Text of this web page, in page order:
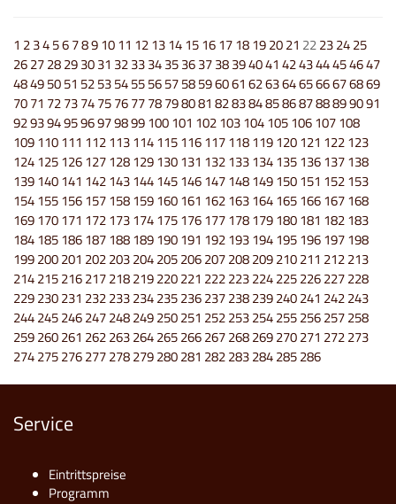
1 234567891011 12131415161718192021 22232425
262728293031 32333435363738394041 424344454647
48495051 52535455565758596061 6263646566676869
7071 72737475767778798081 82838485868788899091
9293949596979899100101 102103104105106107108
109110111 112113114115116117118119120121 122123
124125126127128129130131 132133134135136137138
139140141 142143144145146147148149150151 152153
154155156157158159160161 162163164165166167168
169170171 172173174175176177178179180181 182183
184185186187188189190191 192193194195196197198
199200201 202203204205206207208209210211 212213
214215216217218219220221 222223224225226227228
229230231 232233234235236237238239240241 242243
244245246247248249250251 252253254255256257258
259260261 262263264265266267268269270271 272273
274275276277278279280281 282283284285286
Service
Eintrittspreise
Programm